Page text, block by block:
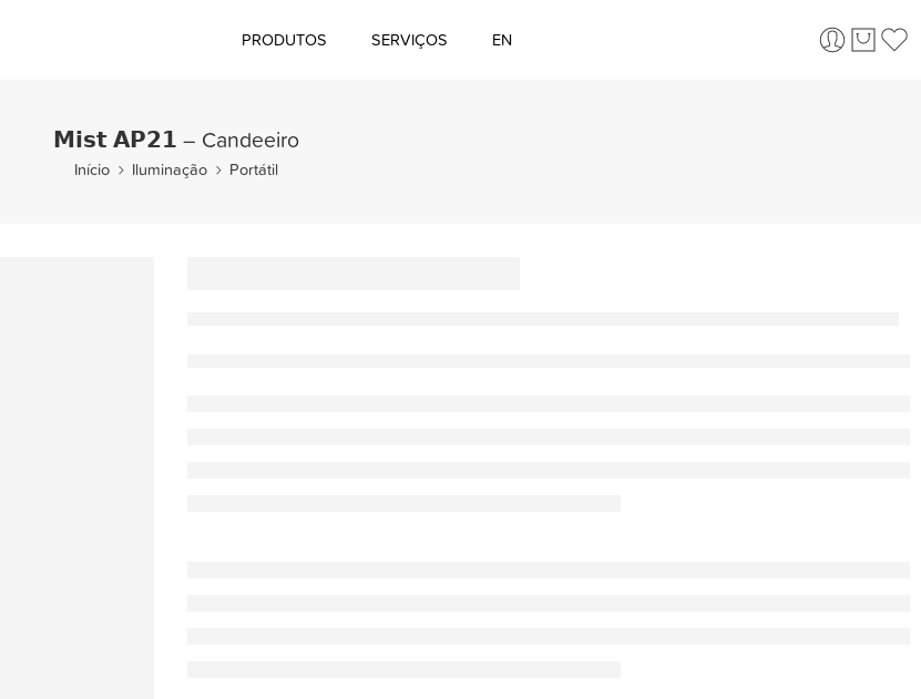
PRODUTOS SERVIÇOS EN
𝗠𝗶𝘀𝘁 𝗔𝗣𝟮𝟭 – Candeeiro
Início Iluminação Portátil